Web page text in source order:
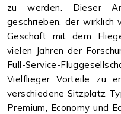
zu werden. Dieser
geschrieben, der
Geschäft mit dem
vielen Jahren der
Full-Service-
Vielflieger Vorteile zu
verschiedene Sitzplatz
Premium, Economy und